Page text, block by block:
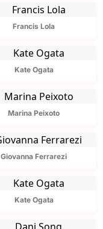
Francis Lola
Kate Ogata
Marina Peixoto
Giovanna Ferrarezi
Kate Ogata